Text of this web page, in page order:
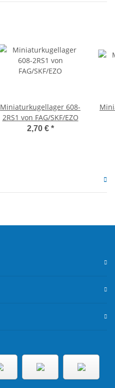
Miniaturkugellager 608-
2RS1 von FAG/SKF/EZO
2,70 € *